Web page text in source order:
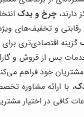
دارند، چرخ و یدک
رقابتی و تخفیف‌های
گزینه اقتصادی‌تری
خدمات پس از فروش و
خود فراهم
، با ارائه مشاوره
کافی در اختیار